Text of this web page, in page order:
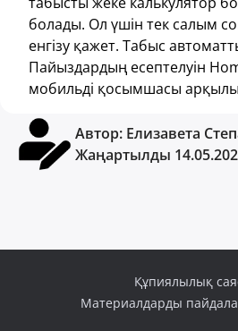
болады. Ол үшін тек салым
енгізу қажет. Табыс
Пайыздардың есептелуін
мобильді қосымшасы
Автор: Елизавета
Жаңартылды
Құпиялылық
Материалдарды